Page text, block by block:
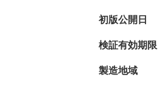
初版公開日
検証有効期限
製造地域